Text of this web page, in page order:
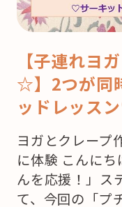
【子連れヨ
☆】2つが同
ッドレッス
ヨガとクレープ
に体験 こんに
んを応援！」ス
て、今回の「プ